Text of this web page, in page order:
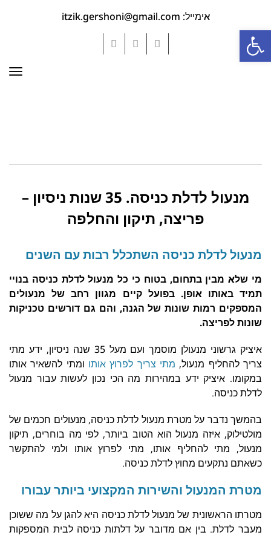
פתח סרגל נגישות
אימייל: itzik.gershoni@gmail.com
Facebook
Google+
YouTube
מנעול לדלת כניסה. 35 שנות ניסיון –
פריצה, תיקון והחלפה
מנעול לדלת כניסה השתכלל רבות עם השנים
מי שלא מבין בתחום, בטוח כי כל מנעול לדלת כניסה בנויי
תמיד באותו אופן. בפועל קיים מגוון רחב של מנעולים
המספקים רמות שונות של הגנה, והם גם דורשים טכניקות
שונות לפריצה.
איציק גרשוני מנעולן מוסמך ועם מעל 35 שנה ניסיון, ידע מתי
צריך להחליף מנעול, מתי צריך לפרוץ אותו ומתי להשאיר אותו
במקומו. איציק ידע במהירות מה הכי נכון לעשות עבור מנעול
לדלת כניסה.
בהמשך נדבר על מטרת מנעול לדלת כניסה, מנעולים חכמים של
מולטילוק, איזה מנעול הוא הטוב ביותר, לפי מה בוחרים, תיקון
מנעול, מתי להחליף אותו, מתי לפרוץ אותו ולמי להתקשר
כשאתם נתקעים מחוץ לדלת כניסה.
מטרת המנעול והשירות המקצועי ביותר עבורו
מטרתו הראשונית של מנעול לדלת כניסה היא להגן על מה ששוכן
מעבר לדלת. בין אם מדובר על דלתות כניסה לבית המספקות